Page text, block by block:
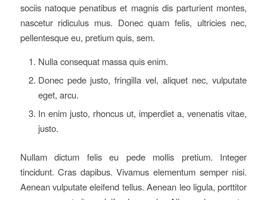
sociis natoque penatibus et magnis dis parturient montes,
nascetur ridiculus mus. Donec quam felis, ultricies nec,
pellentesque eu, pretium quis, sem.
Nulla consequat massa quis enim.
Donec pede justo, fringilla vel, aliquet nec, vulputate
eget, arcu.
In enim justo, rhoncus ut, imperdiet a, venenatis vitae,
justo.
Nullam dictum felis eu pede mollis pretium. Integer
tincidunt. Cras dapibus. Vivamus elementum semper nisi.
Aenean vulputate eleifend tellus. Aenean leo ligula, porttitor